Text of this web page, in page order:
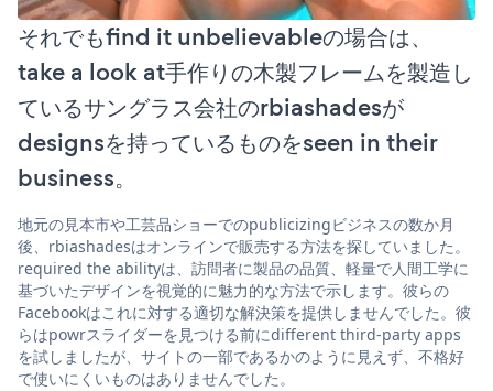
それでもfind it unbelievableの場合は、
take a look at手作りの木製フレームを製造し
ているサングラス会社のrbiashadesが
designsを持っているものをseen in their
business。
地元の見本市や工芸品ショーでのpublicizingビジネスの数か月
後、rbiashadesはオンラインで販売する方法を探していました。
required the abilityは、訪問者に製品の品質、軽量で人間工学に
基づいたデザインを視覚的に魅力的な方法で示します。彼らの
Facebookはこれに対する適切な解決策を提供しませんでした。彼
らはpowrスライダーを見つける前にdifferent third-party apps
を試しましたが、サイトの一部であるかのように見えず、不格好
で使いにくいものはありませんでした。